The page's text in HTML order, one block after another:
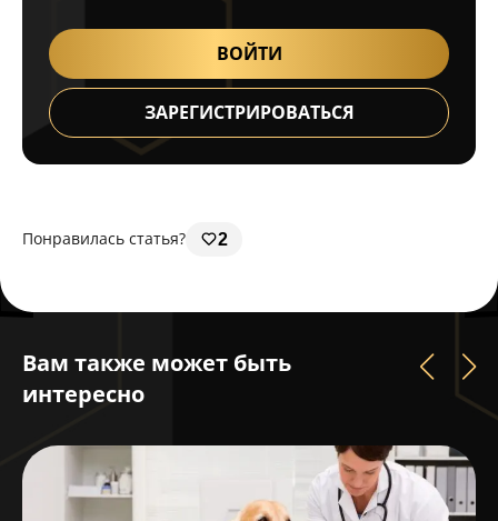
ВОЙТИ
ЗАРЕГИСТРИРОВАТЬСЯ
Понравилась статья? 2
Вам также может быть
интересно